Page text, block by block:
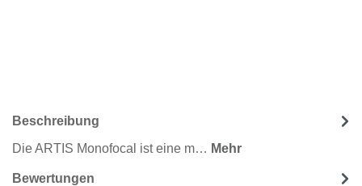
Beschreibung
Die ARTIS Monofocal ist eine m… Mehr
Bewertungen